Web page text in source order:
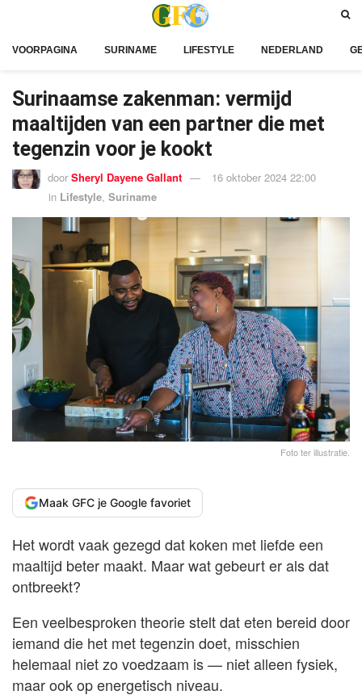
VOORPAGINA SURINAME LIFESTYLE NEDERLAND
Surinaamse zakenman: vermijd
maaltijden van een partner die met
tegenzin voor je kookt
door Sheryl Dayene Gallant
16 oktober 2024 22:00
in Lifestyle, Suriname
Foto ter illustratie.
Maak GFC je Google favoriet
Het wordt vaak gezegd dat koken met liefde een
maaltijd beter maakt. Maar wat gebeurt er als dat
ontbreekt?
Een veelbesproken theorie stelt dat eten bereid door
iemand die het met tegenzin doet, misschien
helemaal niet zo voedzaam is — niet alleen fysiek,
maar ook op energetisch niveau.